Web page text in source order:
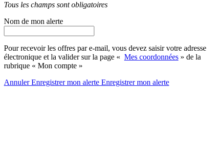
Tous les champs sont obligatoires
Nom de mon alerte
Pour recevoir les offres par e-mail, vous devez saisir votre adresse
électronique et la valider sur la page « Mes coordonnées » de la
rubrique « Mon compte »
AnnulerEnregistrer mon alerte Enregistrermon alerte